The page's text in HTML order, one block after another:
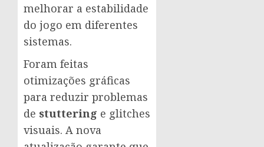
melhorar a estabilidade
do jogo em diferentes
sistemas.
Foram feitas
otimizações gráficas
para reduzir problemas
de stuttering e glitches
visuais. A nova